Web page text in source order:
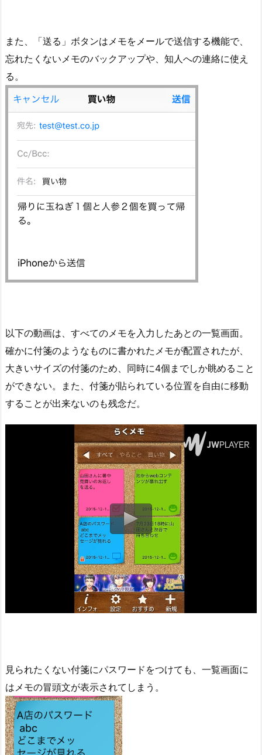
また、「送る」ボタンはメモをメールで送信する機能で、
忘れたくないメモのバックアップや、知人への連絡に使え
る。
以下の動画は、すべてのメモを入力したあとの一覧画面。
確かに付箋のようなものに書かれたメモが配置されたが、
大きいサイズの付箋のため、同時に4個までしか眺めること
ができない。また、付箋が貼られている位置を自由に移動
することが出来ないのも残念だ。
見られたくない付箋にパスワードをつけても、一覧画面に
はメモの冒頭文が表示されてしまう。